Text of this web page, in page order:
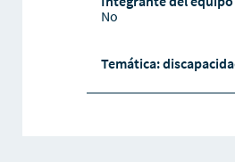
No
Temática: